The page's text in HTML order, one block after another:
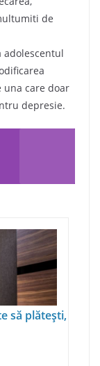
de
adolescentul
una care doar
depresie.
să plătești,